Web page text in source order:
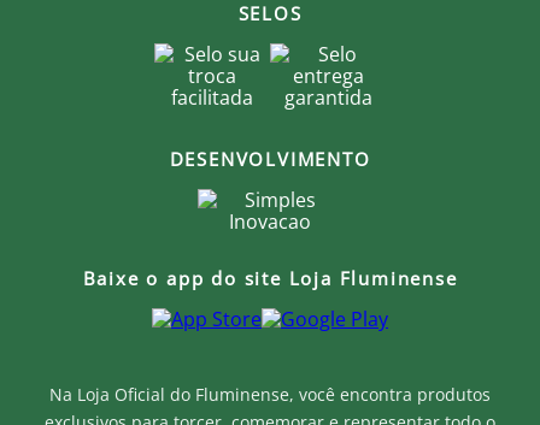
Na Loja Oficial do Fluminense, você encontra produtos
SELOS
DESENVOLVIMENTO
Baixe o app do site Loja Fluminense